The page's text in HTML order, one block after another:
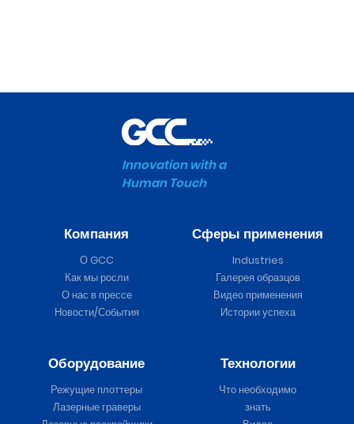
Innovation with a
Human Touch
Компания
О GCC
Как мы росли
О нас в прессе
Новости/События
Сферы применения
Industries
Галерея образцов
Видео применения
Истории успеха
Оборудование
Режущие плоттеры
Лазерные граверы
Технологии
Что необходимо
знать